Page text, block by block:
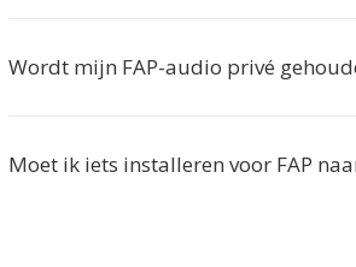
Wordt mijn FAP-audio privé
Moet ik iets installeren voor FAP